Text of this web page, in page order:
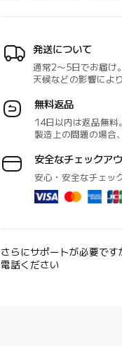
発送について
通常2～5日でお届け。
天候などの影響によ
無料返品
14日以内は返品無料。
製造上の問題の場合
安全なチェックア
安心・安全なチェッ
さらにサポートが必要です
電話ください